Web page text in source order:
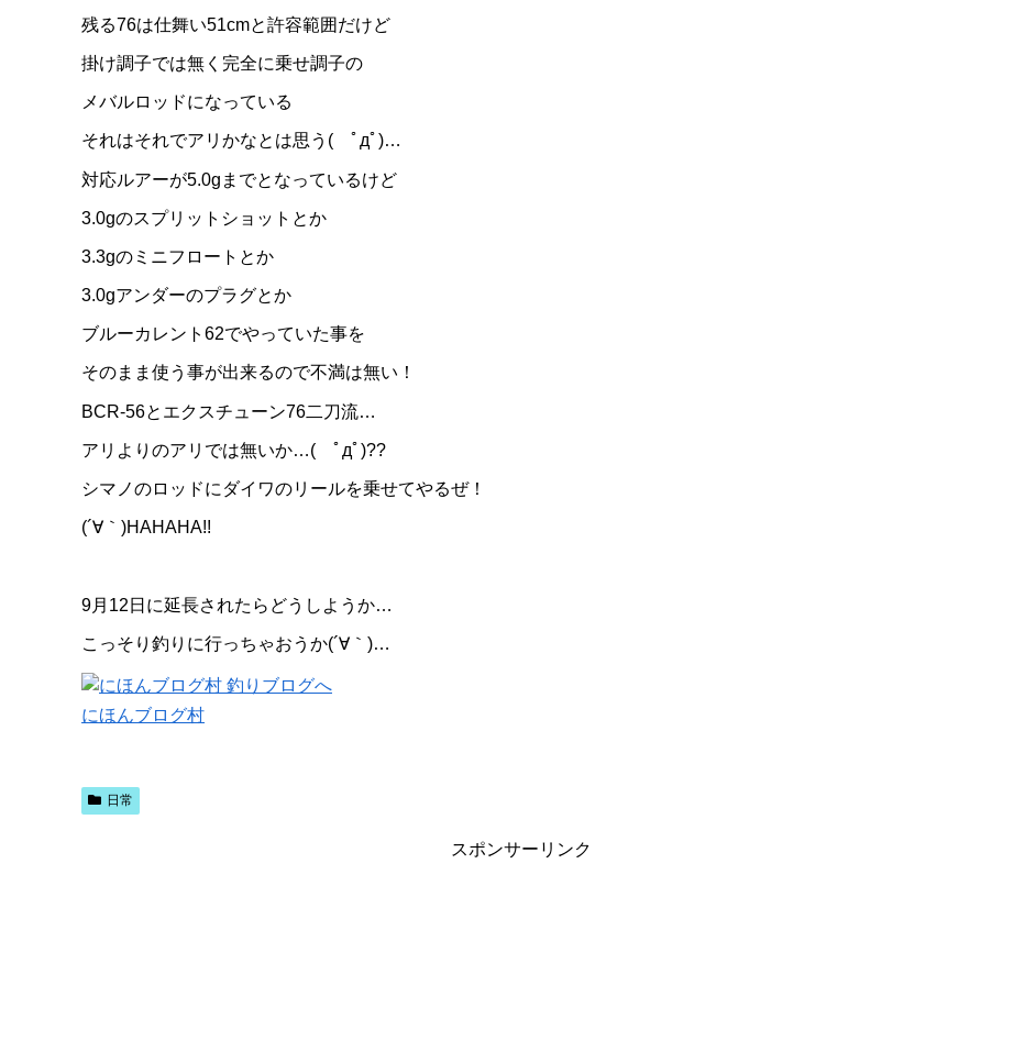
残る76は仕舞い51cmと許容範囲だけど
掛け調子では無く完全に乗せ調子の
メバルロッドになっている
それはそれでアリかなとは思う( ﾟдﾟ)…
対応ルアーが5.0gまでとなっているけど
3.0gのスプリットショットとか
3.3gのミニフロートとか
3.0gアンダーのプラグとか
ブルーカレント62でやっていた事を
そのまま使う事が出来るので不満は無い！
BCR-56とエクスチューン76二刀流…
アリよりのアリでは無いか…( ﾟдﾟ)??
シマノのロッドにダイワのリールを乗せてやるぜ！
(´∀｀)HAHAHA!!
9月12日に延長されたらどうしようか…
こっそり釣りに行っちゃおうか(´∀｀)…
にほんブログ村
日常
スポンサーリンク